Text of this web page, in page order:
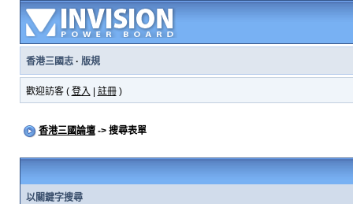
香港三國志· 版規
歡迎訪客 ( 登入 註冊)
香港三國論壇-> 搜尋表單
以關鍵字搜尋